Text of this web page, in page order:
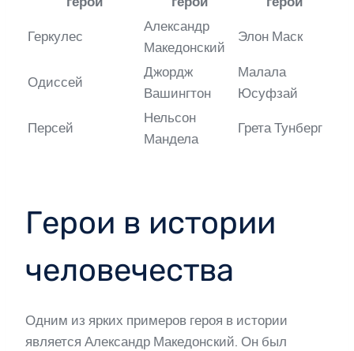
Геркулес
Александр
Македонский
Элон Маск
Одиссей
Джордж
Вашингтон
Малала
Юсуфзай
Персей
Нельсон
Мандела
Грета Тунберг
Герои в истории
человечества
Одним из ярких примеров героя в истории
является Александр Македонский. Он был